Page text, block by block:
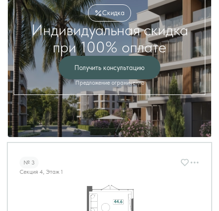
Скидка
Индивидуальная скидка
при 100% оплате
Получить консультацию
Предложение ограниченно
№ 3
Секция 4, Этаж 1